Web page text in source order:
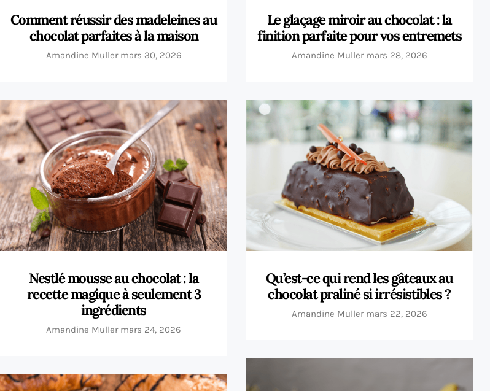
Comment réussir des madeleines au
chocolat parfaites à la maison
Amandine Muller mars 30, 2026
Le glaçage miroir au chocolat : la
finition parfaite pour vos entremets
Amandine Muller mars 28, 2026
Nestlé mousse au chocolat : la
recette magique à seulement 3
ingrédients
Amandine Muller mars 24, 2026
Qu’est-ce qui rend les gâteaux au
chocolat praliné si irrésistibles ?
Amandine Muller mars 22, 2026